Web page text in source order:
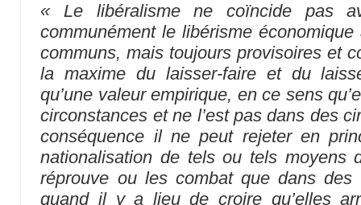
« Le libéralisme ne coïncide pas
communément le libérisme
communs, mais toujours provisoires et
la maxime du laisser-faire et du
qu’une valeur empirique, en ce sens
circonstances et ne l’est pas dans des
conséquence il ne peut rejeter en
nationalisation de tels ou tels
réprouve ou les combat que dans des
quand il y a lieu de croire qu’elles